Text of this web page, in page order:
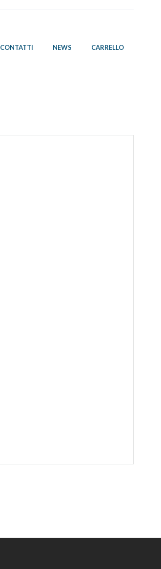
CONTATTI NEWS CARRELLO